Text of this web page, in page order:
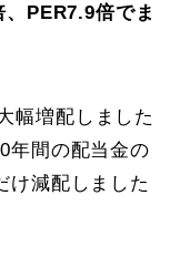
PER7.9倍でま
幅増配しました
年間の配当金の
け減配しました